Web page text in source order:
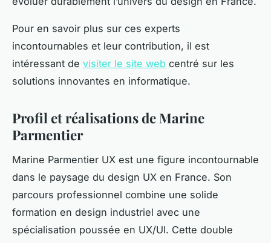
Pour en savoir plus sur ces experts
incontournables et leur contribution, il est
intéressant de visiter le site web centré sur les
solutions innovantes en informatique.
Profil et réalisations de Marine
Parmentier
Marine Parmentier UX est une figure incontournable
dans le paysage du design UX en France. Son
parcours professionnel combine une solide
formation en design industriel avec une
spécialisation poussée en UX/UI. Cette double